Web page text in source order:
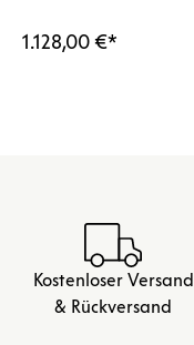
1.128,00 €*
Kostenloser Versand
& Rückversand